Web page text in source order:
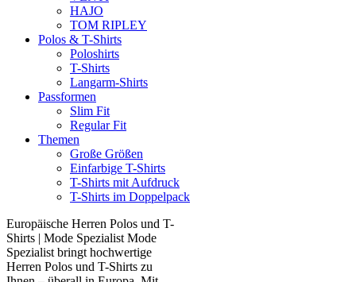
HAJO
TOM RIPLEY
Polos & T-Shirts
Poloshirts
T-Shirts
Langarm-Shirts
Passformen
Slim Fit
Regular Fit
Themen
Große Größen
Einfarbige T-Shirts
T-Shirts mit Aufdruck
T-Shirts im Doppelpack
Europäische Herren Polos und T-
Shirts | Mode Spezialist Mode
Spezialist bringt hochwertige
Herren Polos und T-Shirts zu